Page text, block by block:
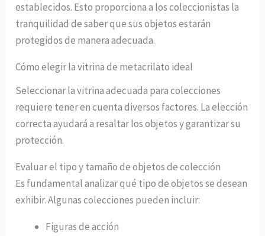
establecidos. Esto proporciona a los coleccionistas la
tranquilidad de saber que sus objetos estarán
protegidos de manera adecuada.
Cómo elegir la vitrina de metacrilato ideal
Seleccionar la vitrina adecuada para colecciones
requiere tener en cuenta diversos factores. La elección
correcta ayudará a resaltar los objetos y garantizar su
protección.
Evaluar el tipo y tamaño de objetos de colección
Es fundamental analizar qué tipo de objetos se desean
exhibir. Algunas colecciones pueden incluir:
Figuras de acción